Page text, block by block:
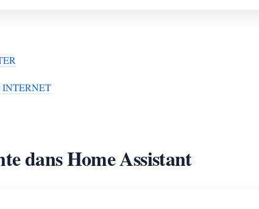
INTERNET
dans Home Assistant